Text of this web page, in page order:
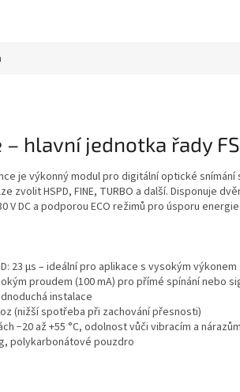
– hlavní jednotka řady
je výkonný modul pro digitální optické snímání
zvolit HSPD, FINE, TURBO a další. Disponuje
V DC a podporou ECO režimů pro úsporu energie.
23 µs – ideální pro aplikace s vysokým výkonem
proudem (100 mA) pro přímé spínání nebo
instalace
(nižší spotřeba při zachování přesnosti)
−20 až +55 °C, odolnost vůči vibracím a nárazům
polykarbonátové pouzdro